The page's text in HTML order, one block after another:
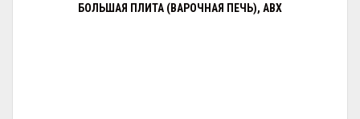
БОЛЬШАЯ ПЛИТА (ВАРОЧНАЯ ПЕЧЬ), ABX